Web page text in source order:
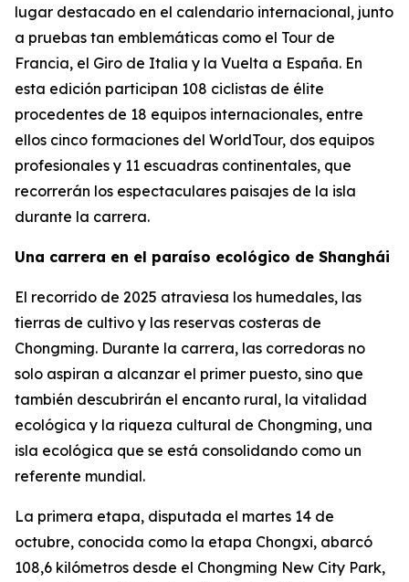
lugar destacado en el calendario internacional, junto
a pruebas tan emblemáticas como el Tour de
Francia, el Giro de Italia y la Vuelta a España. En
esta edición participan 108 ciclistas de élite
procedentes de 18 equipos internacionales, entre
ellos cinco formaciones del WorldTour, dos equipos
profesionales y 11 escuadras continentales, que
recorrerán los espectaculares paisajes de la isla
durante la carrera.
Una carrera en el paraíso ecológico de Shanghái
El recorrido de 2025 atraviesa los humedales, las
tierras de cultivo y las reservas costeras de
Chongming. Durante la carrera, las corredoras no
solo aspiran a alcanzar el primer puesto, sino que
también descubrirán el encanto rural, la vitalidad
ecológica y la riqueza cultural de Chongming, una
isla ecológica que se está consolidando como un
referente mundial.
La primera etapa, disputada el martes 14 de
octubre, conocida como la etapa Chongxi, abarcó
108,6 kilómetros desde el Chongming New City Park,